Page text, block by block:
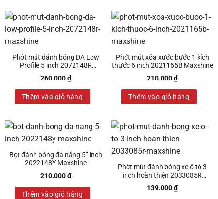
Phớt mút đánh bóng DA Low
Profile 5 inch 2072148R
Maxshine
260.000₫
Thêm vào giỏ hàng
Phớt mút xóa xước bước 1 kích
thước 6 inch 2021165B Maxshine
210.000₫
Thêm vào giỏ hàng
Bọt đánh bóng đa năng 5” inch
2022148Y Maxshine
210.000₫
Thêm vào giỏ hàng
Phớt mút đánh bóng xe ô tô 3
inch hoàn thiện 2033085R
Maxshine
139.000₫